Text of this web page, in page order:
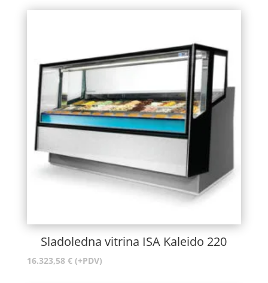
Sladoledna vitrina ISA Kaleido 220
16.323,58 € (+PDV)